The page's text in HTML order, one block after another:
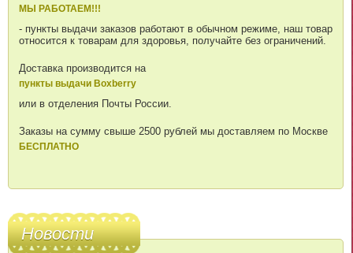
МЫ РАБОТАЕМ!!!
- пункты выдачи заказов работают в обычном режиме, наш товар
относится к товарам для здоровья, получайте без ограничений.
Доставка производится на
пункты выдачи Boxberry
или в отделения Почты России.
Заказы на сумму свыше 2500 рублей мы доставляем по Москве
БЕСПЛАТНО
Новости